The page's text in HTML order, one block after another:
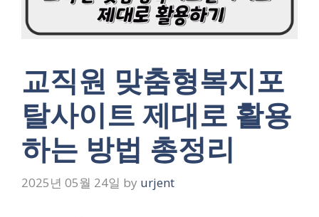
교직원 맞춤형복지포
탈사이트 제대로 활용
하는 방법 총정리
2025년 05월 24일 by urjent